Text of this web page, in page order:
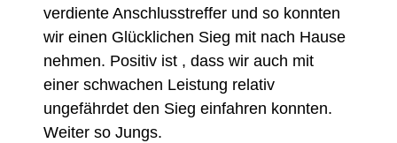
verdiente Anschlusstreffer und so konnten
wir einen Glücklichen Sieg mit nach Hause
nehmen. Positiv ist , dass wir auch mit
einer schwachen Leistung relativ
ungefährdet den Sieg einfahren konnten.
Weiter so Jungs.